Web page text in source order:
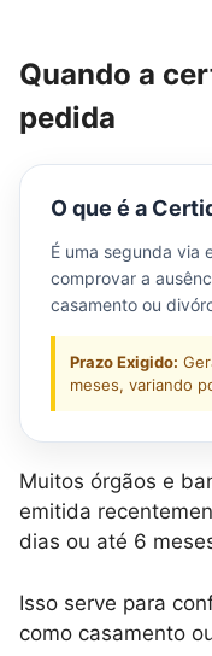
Quando a
pedida
O que é a
É uma segunda via
comprovar a
casamento ou
Prazo Exigido:
meses, variando
Muitos órgãos e
emitida
dias ou até 6
Isso serve para
como casamento